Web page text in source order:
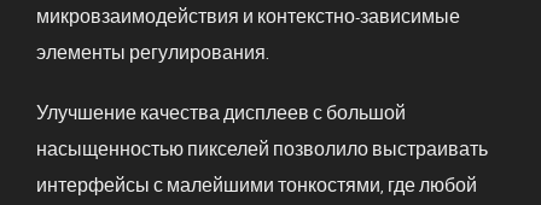
микровзаимодействия и контекстно-зависимые
элементы регулирования.
Улучшение качества дисплеев с большой
насыщенностью пикселей позволило выстраивать
интерфейсы с малейшими тонкостями, где любой